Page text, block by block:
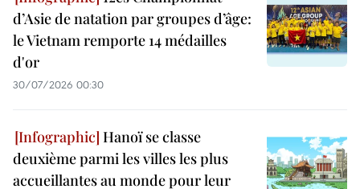
d’Asie de natation par groupes d’âge:
le Vietnam remporte 14 médailles
d'or
30/07/2026 00:30
Hanoï se classe
deuxième parmi les villes les plus
accueillantes au monde pour leur